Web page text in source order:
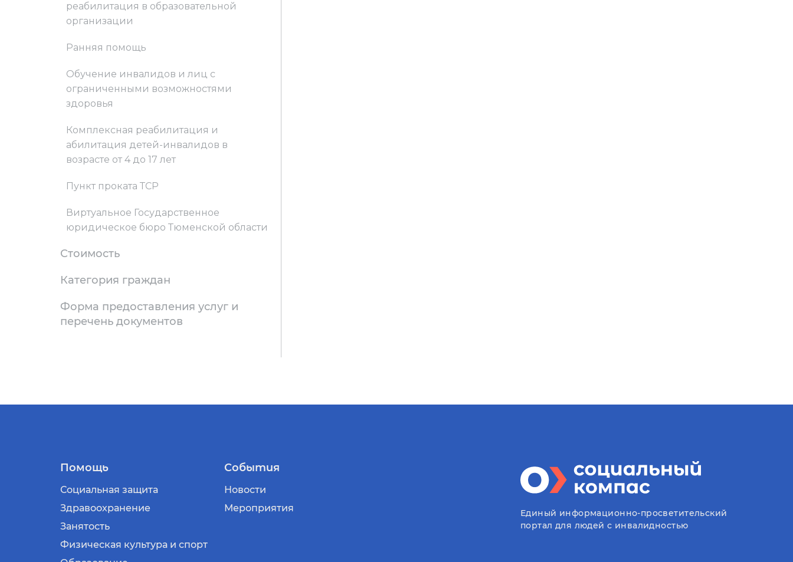
реабилитация в образовательной
организации
Ранняя помощь
Обучение инвалидов и лиц с
ограниченными возможностями
здоровья
Комплексная реабилитация и
абилитация детей-инвалидов в
возрасте от 4 до 17 лет
Пункт проката ТСР
Виртуальное Государственное
юридическое бюро Тюменской области
Стоимость
Категория граждан
Форма предоставления услуг и
перечень документов
Помощь
Социальная защита
Здравоохранение
Занятость
Физическая культура и спорт
События
Новости
Мероприятия
Единый информационно-просветительский
портал для людей с инвалидностью